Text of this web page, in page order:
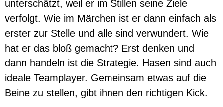
unterschätzt, weil er im Stillen seine Ziele
verfolgt. Wie im Märchen ist er dann einfach als
erster zur Stelle und alle sind verwundert. Wie
hat er das bloß gemacht? Erst denken und
dann handeln ist die Strategie. Hasen sind auch
ideale Teamplayer. Gemeinsam etwas auf die
Beine zu stellen, gibt ihnen den richtigen Kick.